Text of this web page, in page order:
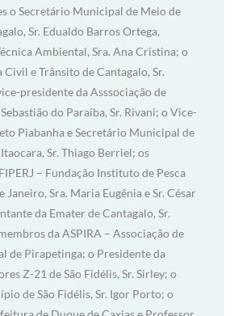
o Secretário Municipal de Meio de
Sr. Edualdo Barros Ortega,
Ambiental, Sra. Ana Cristina; o
Civil e Trânsito de Cantagalo, Sr.
presidente da Asssociação de
do Paraíba, Sr. Rivani; o Vice-
Piabanha e Secretário Municipal de
Sr. Thiago Berriel; os
– Fundação Instituto de Pesca
Janeiro, Sra. Maria Eugênia e Sr. César
da Emater de Cantagalo, Sr.
da ASPIRA – Associação de
de Pirapetinga; o Presidente da
Z-21 de São Fidélis, Sr. Sirley; o
de São Fidélis, Sr. Igor Porto; o